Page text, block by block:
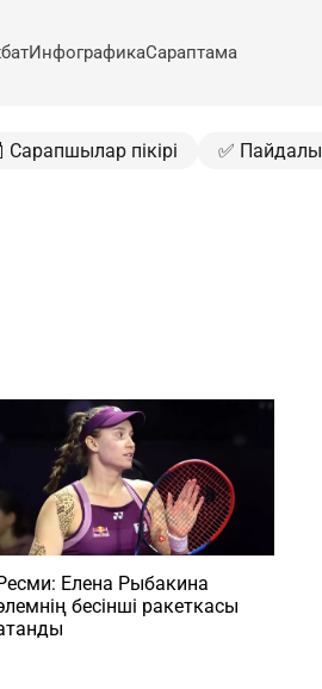
ИнфографикаСараптама
Сарапшылар пікірі ✅ Пайдалы
Елена Рыбакина
бесінші ракеткасы